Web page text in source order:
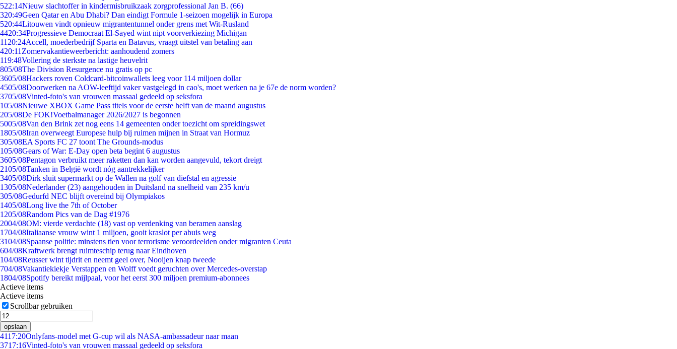
522:14Nieuw slachtoffer in kindermisbruikzaak zorgprofessional Jan B. (66)
320:49Geen Qatar en Abu Dhabi? Dan eindigt Formule 1-seizoen mogelijk in Europa
520:44Litouwen vindt opnieuw migrantentunnel onder grens met Wit-Rusland
4420:34Progressieve Democraat El-Sayed wint nipt voorverkiezing Michigan
11 20:24Accell, moederbedrijf Sparta en Batavus, vraagt uitstel van betaling aan
420:11 Zomervakantieweerbericht: aanhoudend zomers
119:48Vollering de sterkste na lastige heuvelrit
805/08The Division Resurgence nu gratis op pc
3605/08Hackers roven Coldcard-bitcoinwallets leeg voor 114 miljoen dollar
4505/08Doorwerken na AOW-leeftijd vaker vastgelegd in cao's, moet werken na je 67e de norm worden?
3705/08Vinted-foto's van vrouwen massaal gedeeld op seksfora
105/08Nieuwe XBOX Game Pass titels voor de eerste helft van de maand augustus
205/08De FOK!Voetbalmanager 2026/2027 is begonnen
5005/08Van den Brink zet nog eens 14 gemeenten onder toezicht om spreidingswet
1805/08Iran overweegt Europese hulp bij ruimen mijnen in Straat van Hormuz
305/08EA Sports FC 27 toont The Grounds-modus
105/08Gears of War: E-Day open beta begint 6 augustus
3605/08Pentagon verbruikt meer raketten dan kan worden aangevuld, tekort dreigt
2105/08Tanken in België wordt nóg aantrekkelijker
3405/08Dirk sluit supermarkt op de Wallen na golf van diefstal en agressie
1305/08Nederlander (23) aangehouden in Duitsland na snelheid van 235 km/u
305/08Gedurfd NEC blijft overeind bij Olympiakos
1405/08Long live the 7th of October
1205/08Random Pics van de Dag #1976
2004/08OM: vierde verdachte (18) vast op verdenking van beramen aanslag
1704/08Italiaanse vrouw wint 1 miljoen, gooit kraslot per abuis weg
3104/08Spaanse politie: minstens tien voor terrorisme veroordeelden onder migranten Ceuta
604/08Kraftwerk brengt ruimteschip terug naar Eindhoven
104/08Reusser wint tijdrit en neemt geel over, Nooijen knap tweede
704/08Vakantiekiekje Verstappen en Wolff voedt geruchten over Mercedes-overstap
1804/08Spotify bereikt mijlpaal, voor het eerst 300 miljoen premium-abonnees
Actieve items
Actieve items
Scrollbar gebruiken
opslaan
4117:20Onlyfans-model met G-cup wil als NASA-ambassadeur naar maan
3717:16Vinted-foto's van vrouwen massaal gedeeld op seksfora